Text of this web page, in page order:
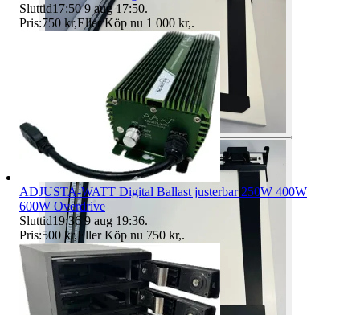
Sluttid17:50 9 aug 17:50.
Pris:750 kr,Eller Köp nu 1 000 kr,.
ADJUSTA-WATT Digital Ballast justerbar 250W 400W
600W Overdrive
Sluttid19:36 9 aug 19:36.
Pris:500 kr,Eller Köp nu 750 kr,.